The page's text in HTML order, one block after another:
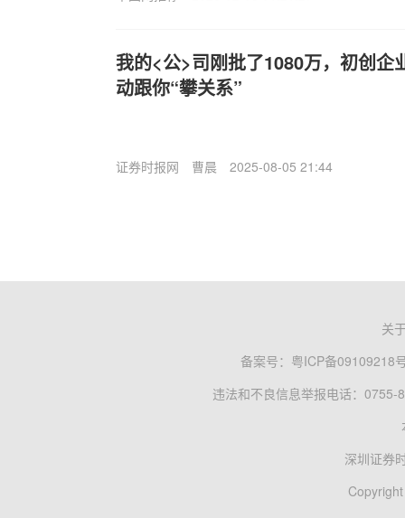
我的<公>司刚批了1080万，初创企
动跟你“攀关系”
证券时报网 曹晨 2025-08-05 21:44
关
备案号： 粤ICP备09109218
违法和不良信息举报电话：0755-
深圳证券